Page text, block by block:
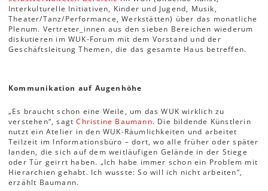
Interkulturelle Initiativen, Kinder und Jugend, Musik,
Theater/Tanz/Performance, Werkstätten) über das monatliche
Plenum. Vertreter_innen aus den sieben Bereichen wiederum
diskutieren im WUK-Forum mit dem Vorstand und der
Geschäftsleitung Themen, die das gesamte Haus betreffen.
Kommunikation auf Augenhöhe
„Es braucht schon eine Weile, um das WUK wirklich zu
verstehen“, sagtChristine Baumann. Die bildende Künstlerin
nutzt ein Atelier in den WUK-Räumlichkeiten und arbeitet
Teilzeit im Informationsbüro – dort, wo alle früher oder später
landen, die sich auf dem weitläufigen Gelände in der Stiege
oder Tür geirrt haben. „Ich habe immer schon ein Problem mit
Hierarchien gehabt. Ich wusste: So will ich nicht arbeiten“,
erzählt Baumann.